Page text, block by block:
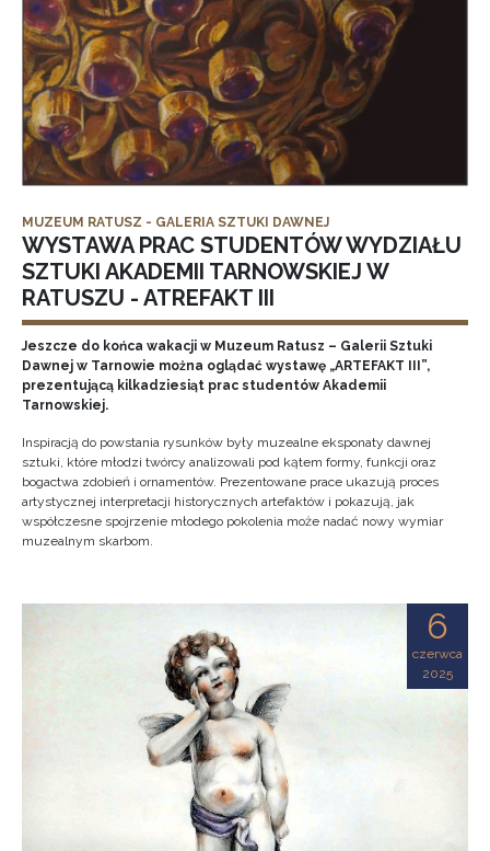
MUZEUM RATUSZ - GALERIA SZTUKI DAWNEJ
WYSTAWA PRAC STUDENTÓW WYDZIAŁU
SZTUKI AKADEMII TARNOWSKIEJ W
RATUSZU - ATREFAKT III
Jeszcze do końca wakacji w Muzeum Ratusz – Galerii Sztuki
Dawnej w Tarnowie można oglądać wystawę „ARTEFAKT III”,
prezentującą kilkadziesiąt prac studentów Akademii
Tarnowskiej.
Inspiracją do powstania rysunków były muzealne eksponaty dawnej
sztuki, które młodzi twórcy analizowali pod kątem formy, funkcji oraz
bogactwa zdobień i ornamentów. Prezentowane prace ukazują proces
artystycznej interpretacji historycznych artefaktów i pokazują, jak
współczesne spojrzenie młodego pokolenia może nadać nowy wymiar
muzealnym skarbom.
6
czerwca
2025